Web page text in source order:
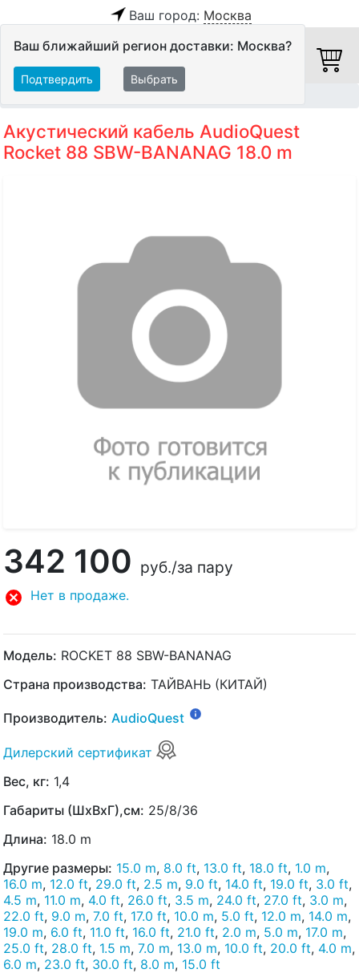
Ваш город: Москва
Ваш ближайший регион доставки: Москва?
Подтвердить Выбрать
Акустический кабель AudioQuest
Rocket 88 SBW-BANANAG 18.0 m
342 100 руб./за пару
Нет в продаже.
Модель: ROCKET 88 SBW-BANANAG
Страна производства: ТАЙВАНЬ (КИТАЙ)
Производитель: AudioQuest
Дилерский сертификат
Вес, кг: 1,4
Габариты (ШхВхГ),см: 25/8/36
Длина: 18.0 m
Другие размеры: 15.0 m, 8.0 ft, 13.0 ft, 18.0 ft, 1.0 m,
16.0 m, 12.0 ft, 29.0 ft, 2.5 m, 9.0 ft, 14.0 ft, 19.0 ft, 3.0 ft,
4.5 m, 11.0 m, 4.0 ft, 26.0 ft, 3.5 m, 24.0 ft, 27.0 ft, 3.0 m,
22.0 ft, 9.0 m, 7.0 ft, 17.0 ft, 10.0 m, 5.0 ft, 12.0 m, 14.0 m,
19.0 m, 6.0 ft, 11.0 ft, 16.0 ft, 21.0 ft, 2.0 m, 5.0 m, 17.0 m,
25.0 ft, 28.0 ft, 1.5 m, 7.0 m, 13.0 m, 10.0 ft, 20.0 ft, 4.0 m,
6.0 m, 23.0 ft, 30.0 ft, 8.0 m, 15.0 ft